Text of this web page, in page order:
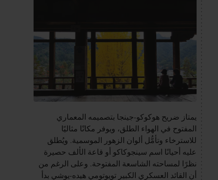
يمتاز ضريح هوكوكو-جينجا بتصميمه المعماري
المفتوح في الهواء الطلق، ويوفر مكانًا مثاليًا
للاسترخاء وتأمُّل ألوان الزهور الموسمية. ويُطلق
عليه أحيانًا اسم سينجوكاكو أو قاعة الألف حصيرة
نظرًا لمساحته الشاسعة المفتوحة. وعلى الرغم من
أن القائد العسكري الكبير تويوتومي هيده-يوشي بدأ